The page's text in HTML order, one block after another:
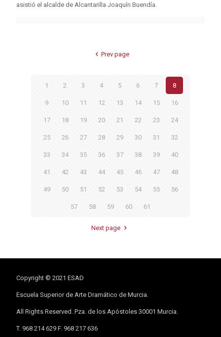
asistió el alcalde de Alcantarilla Joaquín Buendía.
Prev page
1 2 3 4 5 6 7 8
9 10 11 12 13 14 15 16
17 18 19 20 21 22 23 24
25 26 27 28 29 30 31 32
33 34 35 36 37 38 39 40
41 42 43 44 45 46 47 48
49 50 51 52 53 54 55 56
57 58 59 60 61
Next page
Copyright © 2021 ESAD
Escuela Superior de Arte Dramático de Murcia.
All Rights Reserved. Pza. de los Apóstoles 30001 Murcia.
T. 968 214 629 F. 968 217 636